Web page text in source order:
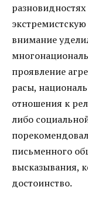
разновидностях
внимание
проявление
расы,
отношения к
либо
письменного
высказывания,
достоинство.